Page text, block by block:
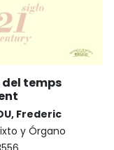
del temps
Frederic
y Órgano